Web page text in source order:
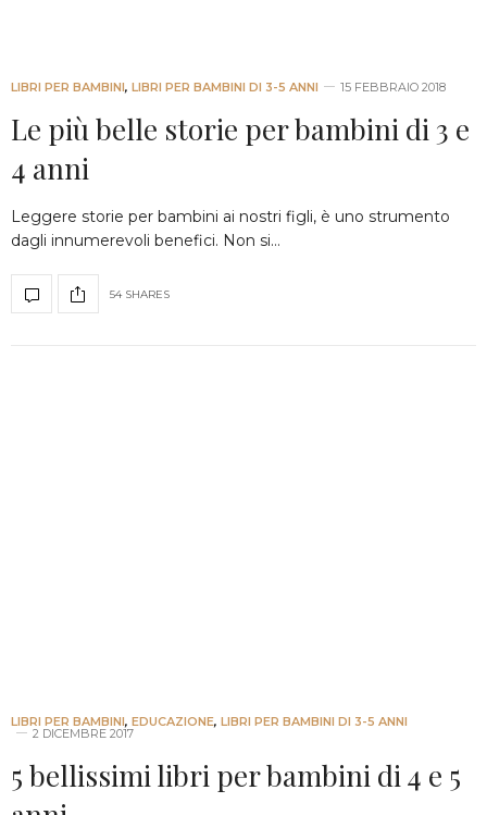
LIBRI PER BAMBINI, LIBRI PER BAMBINI DI 3-5 ANNI 15 FEBBRAIO 2018
Le più belle storie per bambini di 3 e
4 anni
Leggere storie per bambini ai nostri figli, è uno strumento
dagli innumerevoli benefici. Non si…
54 SHARES
LIBRI PER BAMBINI, EDUCAZIONE, LIBRI PER BAMBINI DI 3-5 ANNI
2 DICEMBRE 2017
5 bellissimi libri per bambini di 4 e 5